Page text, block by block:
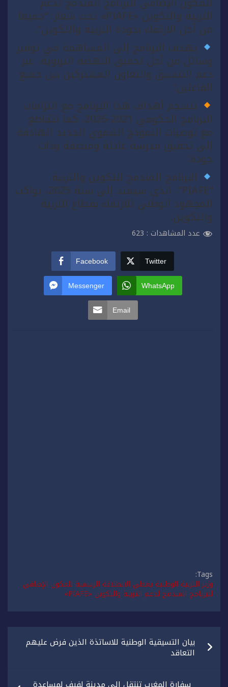
التربية والتكوين «PIAFE» تحت شعار: “جميعا
من أجل الارتقاء بجودة التربية والتكوين”.
يهدف البرنامج إلى المساهمة في توفير
وسائل من أجل تحقيق النهضة التربوية، عبر
دعم التنسيق والتعاون المشتركين بين جميع
الفاعلين؛
تنسجم أهداف هذا البرنامج مع التزامات
البرنامج الحكومي 2021-2026، كما تتقاطع
مع توصيات النموذج التنموي الجديد الهادفة
إلى تحقيق مدرسة عادلة ومنصفة وذات
جودة؛
البرنامج المندمج للتكوين والتربية
“PIAFE”، الذي سيمتد إلى سنة 2025، يواكب
المجهود الوطني للارتقاء بقطاع التربية
والتكوين.
عدد المشاهدات : 623
Facebook Twitter
Messenger WhatsApp
Email
Tags:
وزير التربية الوطنية يعطي الانطلاقة الرسمية للمكون الإضافي
للبرنامج المندمج لدعم التربية والتكوين «PIAFE»
تصفّح
المقالاتبيان التسيقية الوطنية للاساتذة الذين فرض عليهم
التعاقد